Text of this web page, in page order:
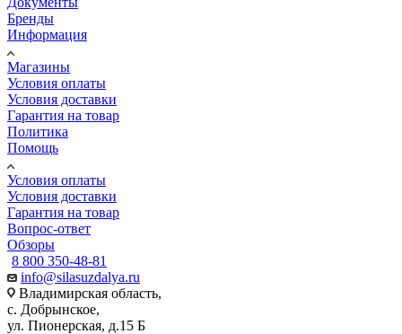
Бренды
Информация
Магазины
Условия оплаты
Условия доставки
Гарантия на товар
Политика
Помощь
Условия оплаты
Условия доставки
Гарантия на товар
Вопрос-ответ
Обзоры
8 800 350-48-81
info@silasuzdalya.ru
Владимирская область,
с. Добрынское,
ул. Пионерская, д.15 Б